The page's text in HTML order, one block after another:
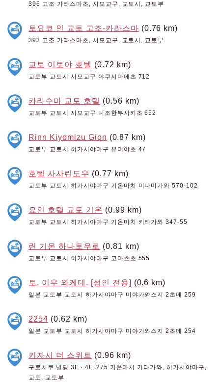
396 고조 가라스마초, 시모교구, 교토시, 교토부
토요코 인 교토 고조-카라스마 (0.76 km)
393 고조 가라스마초, 시모교구, 교토시, 교토부
교토 이토야 호텔 (0.72 km)
교토부 교토시 시모교구 야쿠시마에초 712
카라수마 교토 호텔 (0.56 km)
교토부 교토시 시모교구 니조한부시키초 652
Rinn Kiyomizu Gion (0.87 km)
교토부 교토시 히가시야마구 유미야초 47
호텔 사사린도우 (0.77 km)
교토부 교토시 히가시야마구 기온마치 미나미가와 570-102
요인 호텔 교토 기온 (0.99 km)
교토부 교토시 히가시야마구 기온마치 키타가와 347-55
린 기온 하나토우로 (0.81 km)
교토부 교토시 히가시야마구 코마츠초 555
토, 이우 와케데. [성인 전용] (0.6 km)
일본 교토부 교토시 히가시야마구 미야가와스지 2초메 259
2254 (0.62 km)
일본 교토부 교토시 히가시야마구 미야가와스지 2초메 254
키자시 더 스위트 (0.96 km)
구로치쿠 빌딩 3F・4F, 275 기온마치 키타가와, 히가시야마구,
교토, 교토부